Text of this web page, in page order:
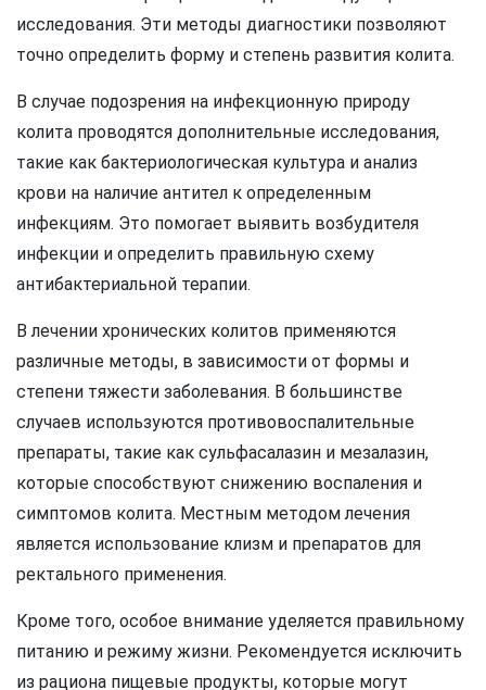
исследования. Эти методы диагностики позволяют
точно определить форму и степень развития колита.
В случае подозрения на инфекционную природу
колита проводятся дополнительные исследования,
такие как бактериологическая культура и анализ
крови на наличие антител к определенным
инфекциям. Это помогает выявить возбудителя
инфекции и определить правильную схему
антибактериальной терапии.
В лечении хронических колитов применяются
различные методы, в зависимости от формы и
степени тяжести заболевания. В большинстве
случаев используются противовоспалительные
препараты, такие как сульфасалазин и мезалазин,
которые способствуют снижению воспаления и
симптомов колита. Местным методом лечения
является использование клизм и препаратов для
ректального применения.
Кроме того, особое внимание уделяется правильному
питанию и режиму жизни. Рекомендуется исключить
из рациона пищевые продукты, которые могут